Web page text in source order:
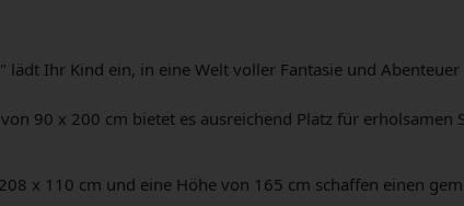
lädt Ihr Kind ein, in eine Welt voller Fantasie und Abenteuer
90 x 200 cm bietet es ausreichend Platz für erholsamen
x 110 cm und eine Höhe von 165 cm schaffen einen